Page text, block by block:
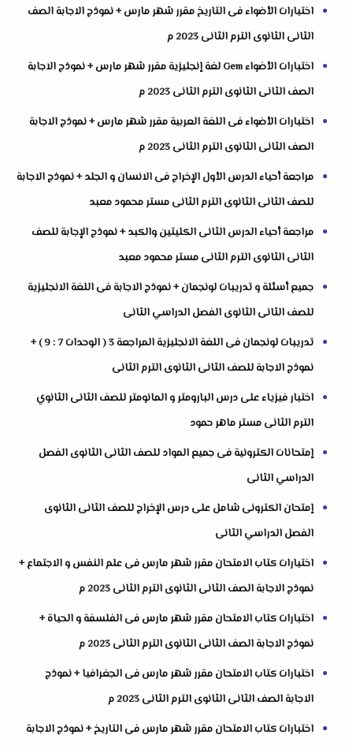
اختبارات الأضواء فى التاريخ مقرر شهر مارس + نموذج الاجابة الصف
الثانى الثانوى الترم الثانى 2023 م
اختبارات الأضواء Gem لغة إنجليزية مقرر شهر مارس + نموذج الاجابة
الصف الثانى الثانوى الترم الثانى 2023 م
اختبارات الأضواء فى اللغة العربية مقرر شهر مارس + نموذج الاجابة
الصف الثانى الثانوى الترم الثانى 2023 م
مراجعة أحياء الدرس الأول الإخراج فى الانسان و الجلد + نموذج الاجابة
للصف الثانى الثانوى الترم الثانى مستر محمود معبد
مراجعة أحياء الدرس الثانى الكليتين والكبد + نموذج الإجابة للصف
الثانى الثانوى الترم الثانى مستر محمود معبد
جميع أسئلة و تدريبات لونجمان + نموذج الاجابة فى اللغة الانجليزية
للصف الثانى الثانوى الفصل الدراسي الثانى
تدريبات لونجمان فى اللغة الانجليزية المراجعة 3 ( الوحدات 7 : 9 ) +
نموذج الاجابة للصف الثانى الثانوى الترم الثانى
اختبار فيزياء على درس البارومتر و المانومتر للصف الثانى الثانوي
الترم الثانى مستر ماهر حمود
إمتحانات الكترونية فى جميع المواد للصف الثانى الثانوى الفصل
الدراسي الثانى
إمتحان الكترونى شامل على درس الإخراج للصف الثانى الثانوى
الفصل الدراسي الثانى
اختبارات كتاب الامتحان مقرر شهر مارس فى علم النفس و الاجتماع +
نموذج الاجابة الصف الثانى الثانوى الترم الثانى 2023 م
اختبارات كتاب الامتحان مقرر شهر مارس فى الفلسفة و الحياة +
نموذج الاجابة الصف الثانى الثانوى الترم الثانى 2023 م
اختبارات كتاب الامتحان مقرر شهر مارس فى الجغرافيا + نموذج
الاجابة الصف الثانى الثانوى الترم الثانى 2023 م
اختبارات كتاب الامتحان مقرر شهر مارس فى التاريخ + نموذج الاجابة